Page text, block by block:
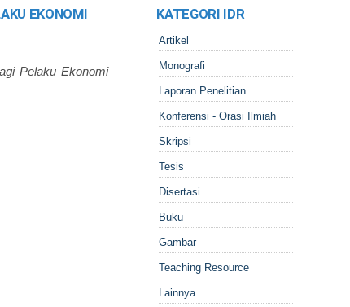
EKONOMI
Pelaku Ekonomi
KATEGORI IDR
Artikel
Monografi
Laporan Penelitian
Konferensi - Orasi Ilmiah
Skripsi
Tesis
Disertasi
Buku
Gambar
Teaching Resource
Lainnya